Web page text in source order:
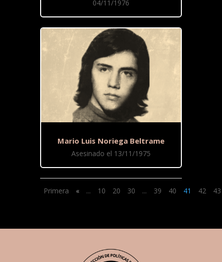
04/11/1976
Mario Luis Noriega Beltrame
Asesinado el 13/11/1975
Primera « ... 10 20 30 ... 39 40 41 42 43